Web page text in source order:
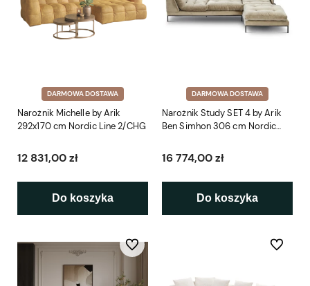
DARMOWA DOSTAWA
Narożnik Michelle by Arik
292x170 cm Nordic Line 2/CHG
12 831,00 zł
Do koszyka
DARMOWA DOSTAWA
Narożnik Study SET 4 by Arik
Ben Simhon 306 cm Nordic
16 774,00 zł
Do koszyka
Do ulubionych Do